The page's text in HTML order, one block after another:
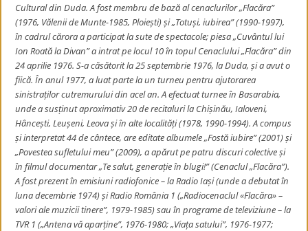
Cultural din Duda. A fost membru de bază al cenaclurilor „Flacăra”
(1976, Vălenii de Munte-1985, Ploiești) și „Totuși, iubirea” (1990-1997),
în cadrul cărora a participat la sute de spectacole; piesa „Cuvântul lui
Ion Roată la Divan” a intrat pe locul 10 în topul Cenaclului „Flacăra” din
24 aprilie 1976. S-a căsătorit la 25 septembrie 1976, la Duda, și a avut o
fiică. În anul 1977, a luat parte la un turneu pentru ajutorarea
sinistraților cutremurului din acel an. A efectuat turnee în Basarabia,
unde a susținut aproximativ 20 de recitaluri la Chișinău, Ialoveni,
Hâncești, Leușeni, Leova și în alte localități (1978, 1990-1994). A compus
și interpretat 44 de cântece, are editate albumele „Fostă iubire” (2001) și
„Povestea sufletului meu” (2009), a apărut pe patru discuri colective și
în filmul documentar „Te salut, generație în blugi!” (Cenaclul „Flacăra”).
A fost prezent în emisiuni radiofonice – la Radio Iași (unde a debutat în
luna decembrie 1974) și Radio România 1 („Radiocenaclul «Flacăra» –
valori ale muzicii tinere”, 1979-1985) sau în programe de televiziune – la
TVR 1 („Antena vă aparține”, 1976-1980; „Viața satului”, 1976-1977;